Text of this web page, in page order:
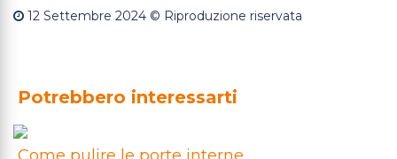
12 Settembre 2024 © Riproduzione riservata
Potrebbero interessarti